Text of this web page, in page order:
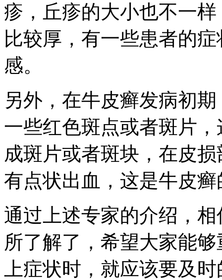
疹，丘疹的大小也不一
比较厚，有一些患者的
感。
另外，在牛皮癣发病初
一些红色斑点或者斑片
成斑片或者斑块，在皮
有点状出血，这是牛皮
通过上述专家的介绍，
所了解了，希望大家能
上症状时，就应该要及